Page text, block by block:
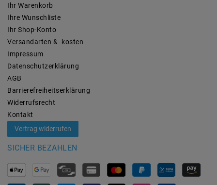
Ihr Warenkorb
Ihre Wunschliste
Ihr Shop-Konto
Versandarten & -kosten
Impressum
Daten­schutz­erklärung
AGB
Barrierefreiheitserklärung
Widerrufs­recht
Kontakt
Vertrag widerrufen
SICHER BEZAHLEN